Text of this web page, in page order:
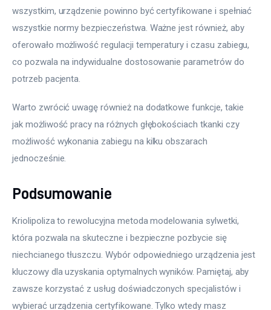
wszystkim, urządzenie powinno być certyfikowane i spełniać
wszystkie normy bezpieczeństwa. Ważne jest również, aby
oferowało możliwość regulacji temperatury i czasu zabiegu,
co pozwala na indywidualne dostosowanie parametrów do
potrzeb pacjenta.
Warto zwrócić uwagę również na dodatkowe funkcje, takie
jak możliwość pracy na różnych głębokościach tkanki czy
możliwość wykonania zabiegu na kilku obszarach
jednocześnie.
Podsumowanie
Kriolipoliza to rewolucyjna metoda modelowania sylwetki,
która pozwala na skuteczne i bezpieczne pozbycie się
niechcianego tłuszczu. Wybór odpowiedniego urządzenia jest
kluczowy dla uzyskania optymalnych wyników. Pamiętaj, aby
zawsze korzystać z usług doświadczonych specjalistów i
wybierać urządzenia certyfikowane. Tylko wtedy masz